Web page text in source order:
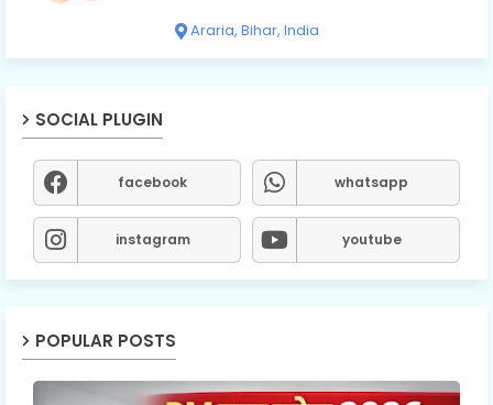
Araria, Bihar, India
SOCIAL PLUGIN
facebook whatsapp
instagram youtube
POPULAR POSTS